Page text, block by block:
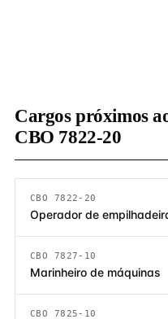
Cargos próximos
CBO 7822-20
CBO 7822-20
Operador de
CBO 7827-10
Marinheiro de máquinas
CBO 7825-10